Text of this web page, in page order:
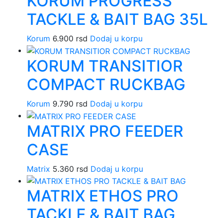
TACKLE & BAIT BAG 35L
Korum 6.900 rsd Dodaj u korpu
KORUM TRANSITIOR
COMPACT RUCKBAG
Korum 9.790 rsd Dodaj u korpu
MATRIX PRO FEEDER
CASE
Matrix 5.360 rsd Dodaj u korpu
MATRIX ETHOS PRO